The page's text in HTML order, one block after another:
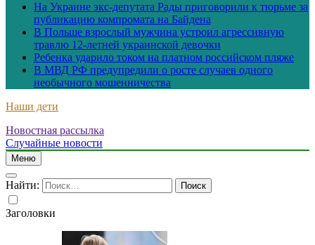
На Украине экс-депутата Рады приговорили к тюрьме за
публикацию компромата на Байдена
В Польше взрослый мужчина устроил агрессивную
травлю 12-летней украинской девочки
Ребенка ударило током на платном российском пляже
В МВД РФ предупредили о росте случаев одного
необычного мошенничества
Наши дети
Новостная рассылка
Случайные новости
Меню
Найти:
Заголовки